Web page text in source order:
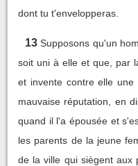
dont tu t'envelopperas.
13 Supposons qu'un
soit uni à elle et que, par
et invente contre elle
mauvaise réputation, en
quand il l'a épousée et
les parents de la jeune
de la ville qui siègent aux